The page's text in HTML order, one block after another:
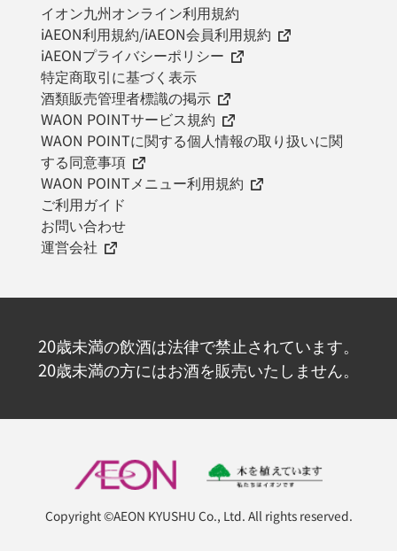
イオン九州オンライン利用規約
iAEON利用規約/iAEON会員利用規約
iAEONプライバシーポリシー
特定商取引に基づく表示
酒類販売管理者標識の掲示
WAON POINTサービス規約
WAON POINTに関する個人情報の取り扱いに関
する同意事項
WAON POINTメニュー利用規約
ご利用ガイド
お問い合わせ
運営会社
20歳未満の飲酒は法律で禁止されています。
20歳未満の方にはお酒を販売いたしません。
Copyright ©AEON KYUSHU Co., Ltd. All rights reserved.